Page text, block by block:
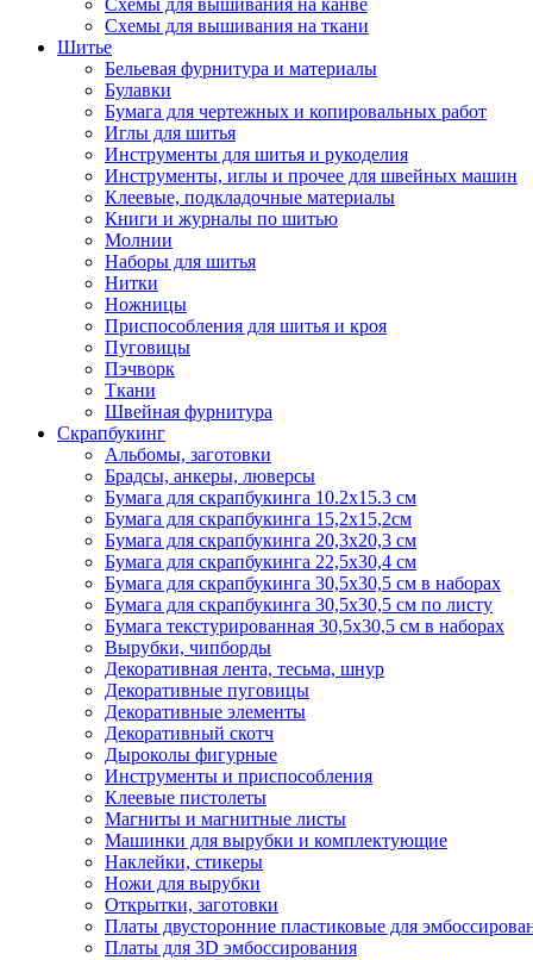
Схемы для вышивания на канве
Схемы для вышивания на ткани
Шитье
Бельевая фурнитура и материалы
Булавки
Бумага для чертежных и копировальных работ
Иглы для шитья
Инструменты для шитья и рукоделия
Инструменты, иглы и прочее для швейных машин
Клеевые, подкладочные материалы
Книги и журналы по шитью
Молнии
Наборы для шитья
Нитки
Ножницы
Приспособления для шитья и кроя
Пуговицы
Пэчворк
Ткани
Швейная фурнитура
Скрапбукинг
Альбомы, заготовки
Брадсы, анкеры, люверсы
Бумага для скрапбукинга 10.2х15.3 см
Бумага для скрапбукинга 15,2х15,2см
Бумага для скрапбукинга 20,3х20,3 см
Бумага для скрапбукинга 22,5х30,4 см
Бумага для скрапбукинга 30,5х30,5 см в наборах
Бумага для скрапбукинга 30,5х30,5 см по листу
Бумага текстурированная 30,5х30,5 см в наборах
Вырубки, чипборды
Декоративная лента, тесьма, шнур
Декоративные пуговицы
Декоративные элементы
Декоративный скотч
Дыроколы фигурные
Инструменты и приспособления
Клеевые пистолеты
Магниты и магнитные листы
Машинки для вырубки и комплектующие
Наклейки, стикеры
Ножи для вырубки
Открытки, заготовки
Платы двусторонние пластиковые для
Платы для 3D эмбоссирования